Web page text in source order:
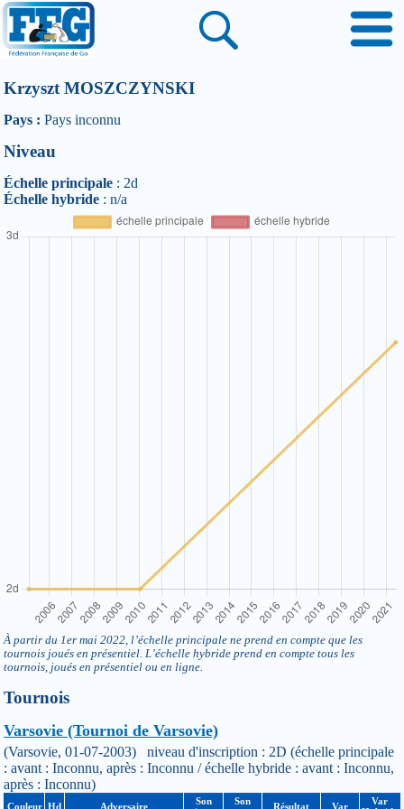
Krzyszt MOSZCZYNSKI
Pays : Pays inconnu
Niveau
Échelle principale : 2d
Échelle hybride : n/a
À partir du 1er mai 2022, l’échelle principale ne prend en compte que les
tournois joués en présentiel. L’échelle hybride prend en compte tous les
tournois, joués en présentiel ou en ligne.
Tournois
Varsovie (Tournoi de Varsovie)
(Varsovie, 01-07-2003) niveau d'inscription : 2D (échelle principale
: avant : Inconnu, après : Inconnu / échelle hybride : avant : Inconnu,
après : Inconnu)
Couleur Hd Adversaire
Son
Son
Résultat Var
Var